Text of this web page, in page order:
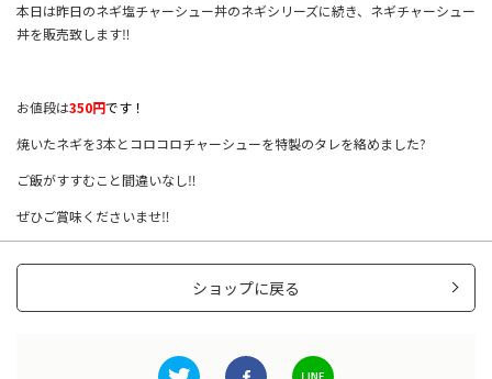
本日は昨日のネギ塩チャーシュー丼のネギシリーズに続き、ネギチャーシュー
丼を販売致します‼
お値段は350円です！
焼いたネギを3本とコロコロチャーシューを特製のタレを絡めました?
ご飯がすすむこと間違いなし‼
ぜひご賞味くださいませ‼
ショップに戻る